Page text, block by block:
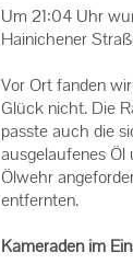
Um 21:04 Uhr
Hainichener
Vor Ort fanden
Glück nicht. Die
passte auch die
ausgelaufenes
Ölwehr
entfernten.
Kameraden im